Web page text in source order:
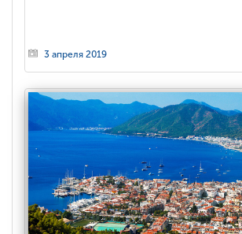
3 апреля 2019